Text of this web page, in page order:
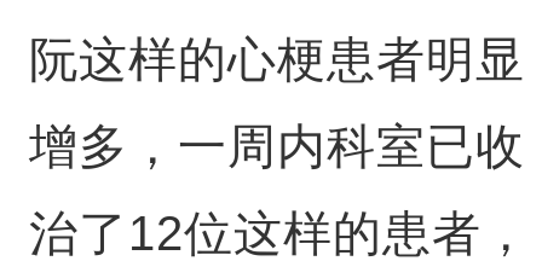
阮这样的心梗患者明显
增多，一周内科室已收
治了12位这样的患者，